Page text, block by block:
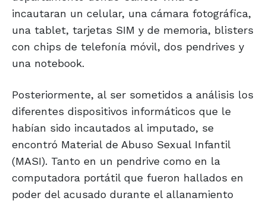
incautaran un celular, una cámara fotográfica,
una tablet, tarjetas SIM y de memoria, blisters
con chips de telefonía móvil, dos pendrives y
una notebook.
Posteriormente, al ser sometidos a análisis los
diferentes dispositivos informáticos que le
habían sido incautados al imputado, se
encontró Material de Abuso Sexual Infantil
(MASI). Tanto en un pendrive como en la
computadora portátil que fueron hallados en
poder del acusado durante el allanamiento